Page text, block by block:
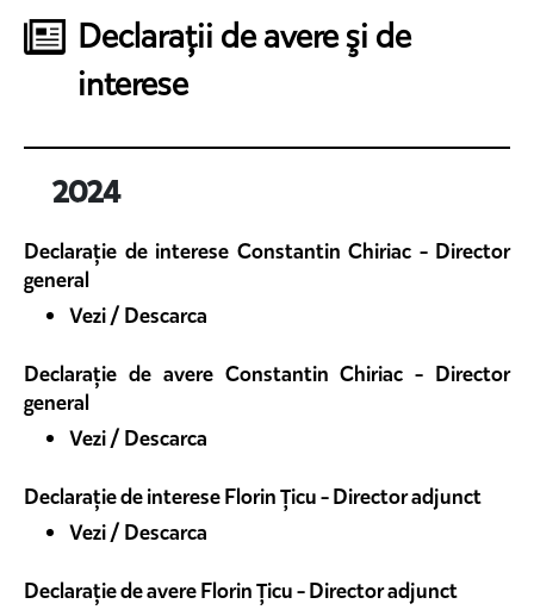
Declarații de avere şi de
interese
2024
Declarație de interese Constantin Chiriac - Director
general
Vezi / Descarca
Declarație de avere Constantin Chiriac - Director
general
Vezi / Descarca
Declarație de interese Florin Țicu - Director adjunct
Vezi / Descarca
Declarație de avere Florin Țicu - Director adjunct